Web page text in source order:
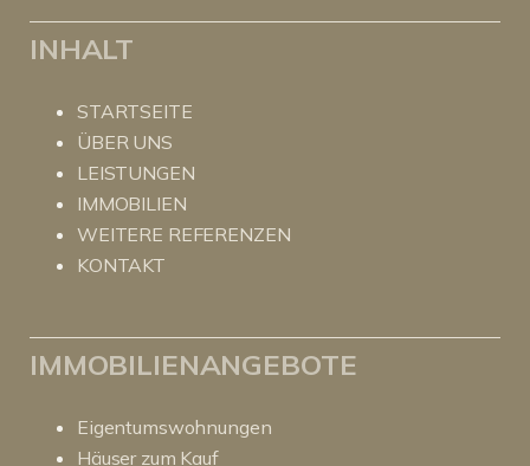
INHALT
STARTSEITE
ÜBER UNS
LEISTUNGEN
IMMOBILIEN
WEITERE REFERENZEN
KONTAKT
IMMOBILIENANGEBOTE
Eigentumswohnungen
Häuser zum Kauf